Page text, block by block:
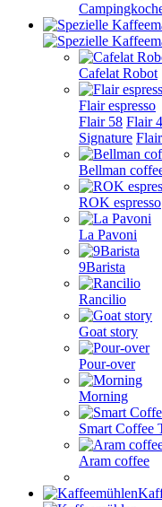
Cafelat Robot
Flair espresso
Flair 58 Flair
Signature
Bellman
ROK espresso
La Pavoni
9Barista
Rancilio
Goat story
Pour-over
Morning
Smart Coffee
Aram coffee